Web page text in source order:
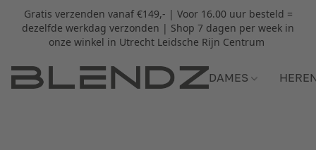
Gratis verzenden vanaf €149,- | Voor 16.00 uur besteld =
dezelfde werkdag verzonden | Shop 7 dagen per week in
onze winkel in Utrecht Leidsche Rijn Centrum
DAMES